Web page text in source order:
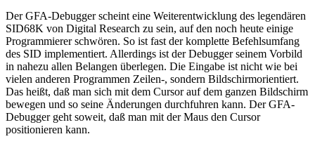
Der GFA-Debugger scheint eine Weiterentwicklung des legendären
SID68K von Digital Research zu sein, auf den noch heute einige
Programmierer schwören. So ist fast der komplette Befehlsumfang
des SID implementiert. Allerdings ist der Debugger seinem Vorbild
in nahezu allen Belangen überlegen. Die Eingabe ist nicht wie bei
vielen anderen Programmen Zeilen-, sondern Bildschirmorientiert.
Das heißt, daß man sich mit dem Cursor auf dem ganzen Bildschirm
bewegen und so seine Änderungen durchfuhren kann. Der GFA-
Debugger geht soweit, daß man mit der Maus den Cursor
positionieren kann.